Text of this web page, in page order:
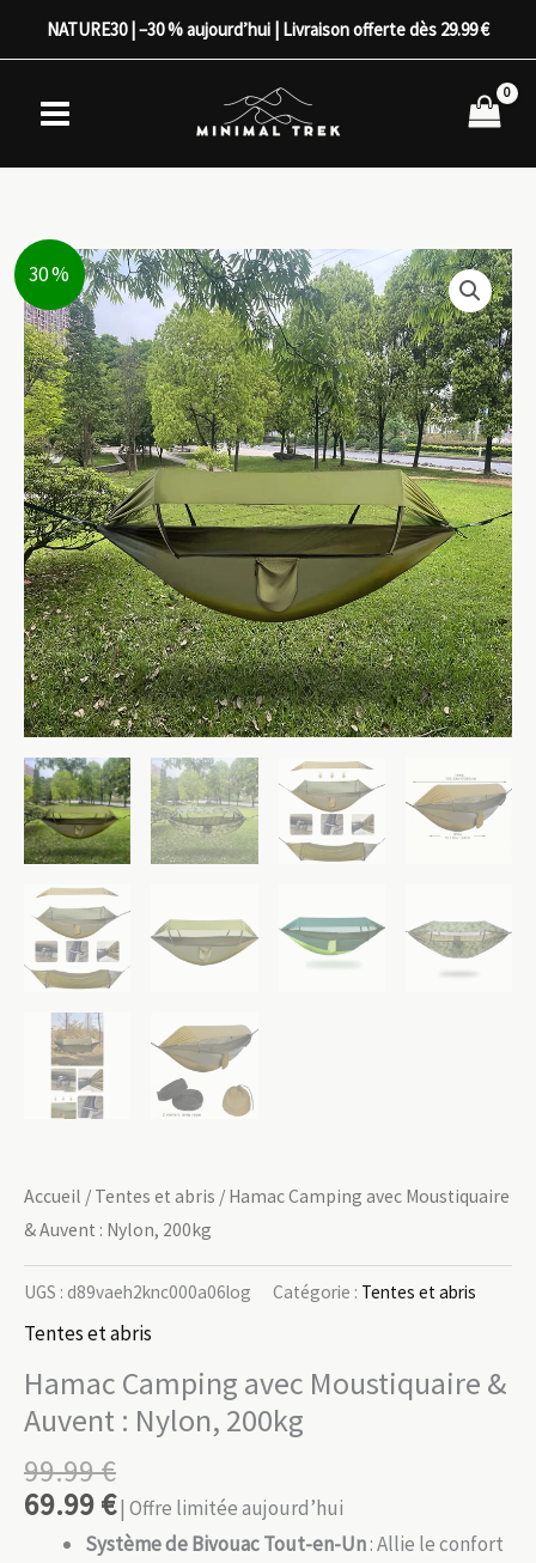
NATURE30 | –30 % aujourd’hui | Livraison offerte dès 29.99 €
30 %
Accueil / Tentes et abris / Hamac Camping avec Moustiquaire
& Auvent : Nylon, 200kg
UGS : d89vaeh2knc000a06log Catégorie : Tentes et abris
Tentes et abris
Hamac Camping avec Moustiquaire &
Auvent : Nylon, 200kg
99.99€
69.99€| Offre limitée aujourd’hui
Système de Bivouac Tout-en-Un: Allie le confort